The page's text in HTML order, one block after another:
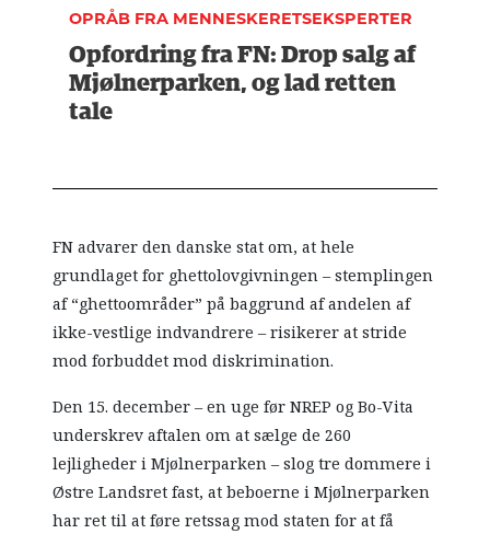
OPRÅB FRA MENNESKERETSEKSPERTER
Opfordring fra FN: Drop salg af
Mjølnerparken, og lad retten
tale
FN advarer den danske stat om, at hele
grundlaget for ghettolovgivningen – stemplingen
af “ghettoområder” på baggrund af andelen af
ikke-vestlige indvandrere – risikerer at stride
mod forbuddet mod diskrimination.
Den 15. december – en uge før NREP og Bo-Vita
underskrev aftalen om at sælge de 260
lejligheder i Mjølnerparken – slog tre dommere i
Østre Landsret fast, at beboerne i Mjølnerparken
har ret til at føre retssag mod staten for at få